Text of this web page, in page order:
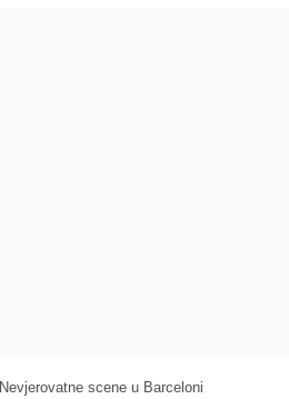
Nevjerovatne scene u Barceloni